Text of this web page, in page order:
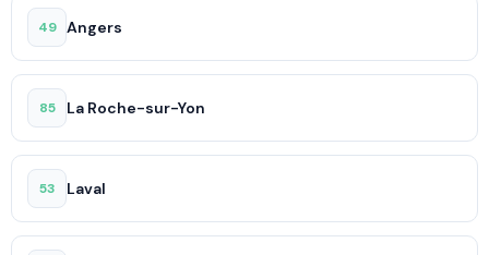
49 Angers
85 La Roche-sur-Yon
53 Laval